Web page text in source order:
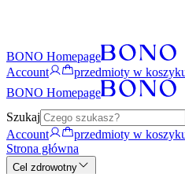
BONO Homepage
Account
przedmioty w
BONO Homepage
Szukaj
Account
przedmioty w
Strona główna
Cel zdrowotny